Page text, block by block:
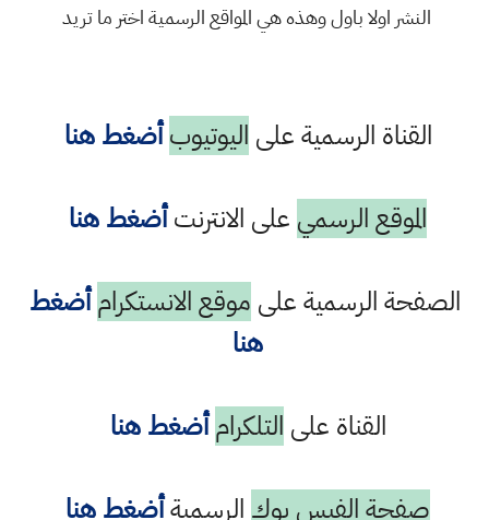
النشر اولا باول وهذه هي المواقع الرسمية اختر ما تريد
القناة الرسمية على اليوتيوب أضغط هنا
الموقع الرسمي على الانترنتأضغط هنا
الصفحة الرسمية على موقع الانستكرام أضغط
هنا
القناة على التلكرام أضغط هنا
صفحة الفيس بوك الرسميةأضغط هنا